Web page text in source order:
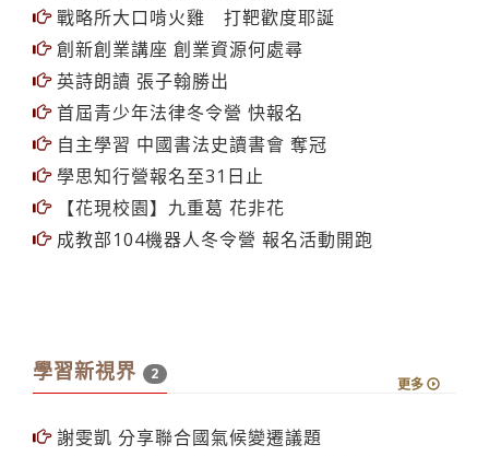
戰略所大口啃火雞 打靶歡度耶誕
創新創業講座 創業資源何處尋
英詩朗讀 張子翰勝出
首屆青少年法律冬令營 快報名
自主學習 中國書法史讀書會 奪冠
學思知行營報名至31日止
【花現校園】九重葛 花非花
成教部104機器人冬令營 報名活動開跑
學習新視界 2
更多
謝雯凱 分享聯合國氣候變遷議題